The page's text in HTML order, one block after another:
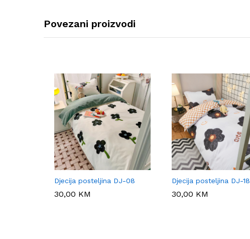
Povezani proizvodi
Djecija posteljina DJ-08
30,00 KM
30,00 KM
Djecija posteljina DJ-18
30,00 KM
30,00 KM